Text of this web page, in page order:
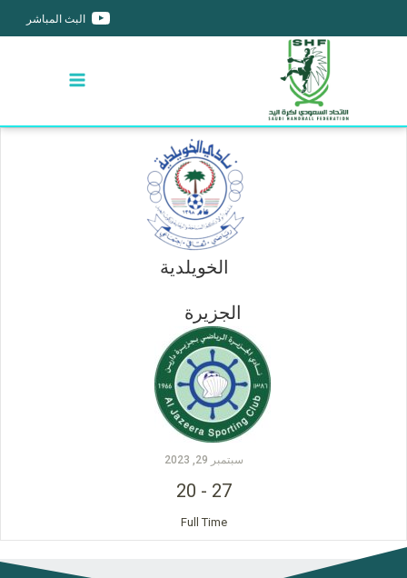
البث المباشر
الخويلدية
الجزيرة
سبتمبر 29, 2023
27
-
20
Full Time